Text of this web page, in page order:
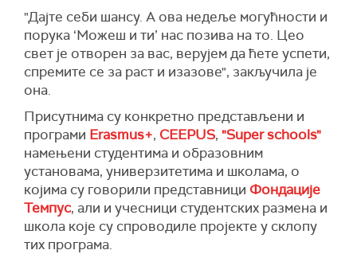
"Дајте себи шансу. А ова недеље могућности и
порука ‘Можеш и ти’ нас позива на то. Цео
свет је отворен за вас, верујем да ћете успети,
спремите се за раст и изазове", закључила је
она.
Присутнима су конкретно представљени и
програми Erasmus+, CEEPUS, "Super schools"
намењени студентима и образовним
установама, универзитетима и школама, о
којима су говорили представници Фондације
Темпус, али и учесници студентских размена и
школа које су спроводиле пројекте у склопу
тих програма.